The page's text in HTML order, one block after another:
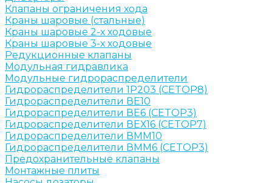
Клапаны ограничения хода
Краны шаровые (стальные)
Краны шаровые 2-х ходовые
Краны шаровые 3-х ходовые
Редукционные клапаны
Модульная гидравлика
Модульные гидрораспределители
Гидрораспределители 1Р203 (CETOP8)
Гидрораспределители ВЕ10
Гидрораспределители ВЕ6 (CETOP3)
Гидрораспределители ВЕХ16 (CETOP7)
Гидрораспределители ВММ10
Гидрораспределители ВММ6 (CETOP3)
Предохранительные клапаны
Монтажные плиты